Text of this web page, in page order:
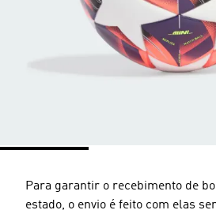
Para garantir o recebimento de
estado, o envio é feito com elas